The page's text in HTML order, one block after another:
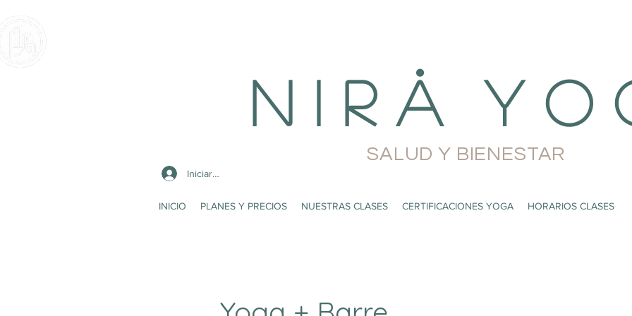
N i r å Y o
Iniciar sesión
INICIO PLANES Y PRECIOS NUESTRAS CLASES CERTIFICACIONES YOGA HORARIOS CLASES
SALUD Y BIENESTAR